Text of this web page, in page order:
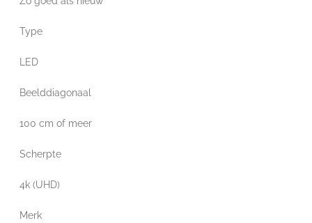
Type
LED
Beelddiagonaal
100 cm of meer
Scherpte
4k (UHD)
Merk